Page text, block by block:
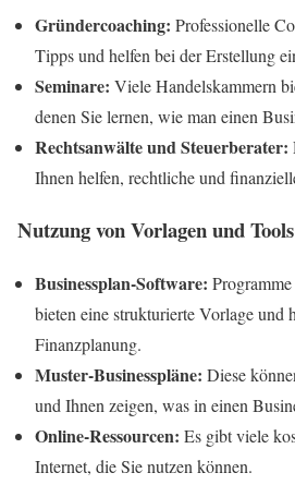
Gründercoaching: Professionelle
Tipps und helfen bei der Erstellung
Seminare: Viele Handelskammern
denen Sie lernen, wie man einen
Rechtsanwälte und Steuerberater:
Ihnen helfen, rechtliche und
Nutzung von Vorlagen und Tools
Businessplan-Software:
bieten eine strukturierte Vorlage und
Finanzplanung.
Muster-Businesspläne: Diese
und Ihnen zeigen, was in einen
Online-Ressourcen: Es gibt viele
Internet, die Sie nutzen können.